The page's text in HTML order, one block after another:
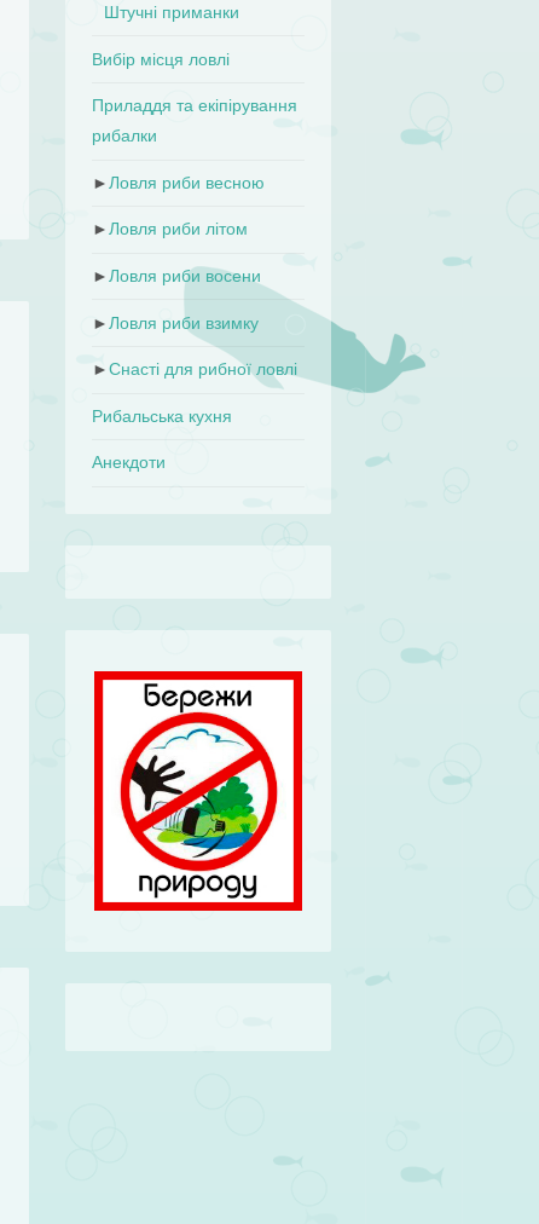
Штучні приманки
Вибір місця ловлі
Приладдя та екіпірування
рибалки
► Ловля риби весною
►Ловля риби літом
► Ловля риби восени
► Ловля риби взимку
►Снасті для рибної ловлі
Рибальська кухня
Анекдоти